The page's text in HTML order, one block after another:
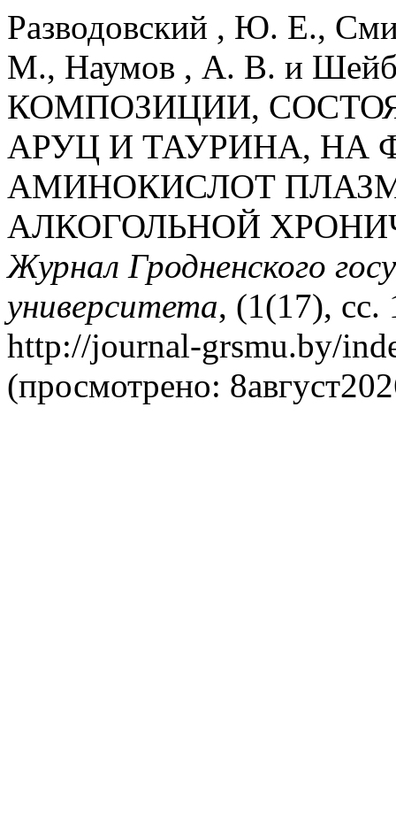
Разводовский , Ю. Е.,
М., Наумов , А. В. и
КОМПОЗИЦИИ,
АРУЦ И ТАУРИНА, НА
АМИНОКИСЛОТ
АЛКОГОЛЬНОЙ
Журнал Гродненского
университета, (1(17), сс.
http://journal-grsmu.by/
(просмотрено: